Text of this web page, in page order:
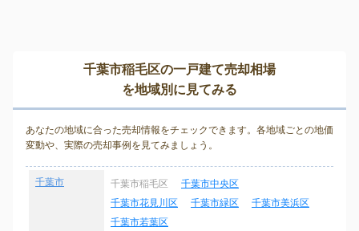
千葉市稲毛区の一戸建て売却相場
を地域別に見てみる
あなたの地域に合った売却情報をチェックできます。各地域ごとの地価
変動や、実際の売却事例を見てみましょう。
千葉市 千葉市稲毛区
千葉市中央区
千葉市花見川区
千葉市緑区
千葉市美浜区
千葉市若葉区